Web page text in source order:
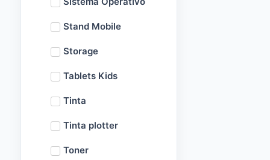
Stand Mobile
Storage
Tablets Kids
Tinta
Tinta plotter
Toner